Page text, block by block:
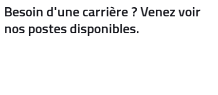
Les Tendances Qui Redéfinissent le
Racking d'Entrepôt